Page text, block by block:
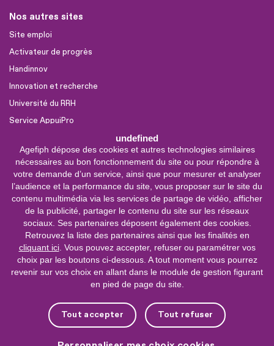
undefined
Agefiph dépose des cookies et autres technologies similaires
nécessaires au bon fonctionnement du site ou pour répondre à
votre demande d’un service, ainsi que pour mesurer et analyser
l’audience et la performance du site, vous proposer sur le site du
contenu multimédia via les services de partage de vidéo, afficher
de la publicité, partager le contenu du site sur les réseaux
sociaux. Ses partenaires déposent également des cookies.
Retrouvez la liste des partenaires ainsi que les finalités en
cliquant ici. Vous pouvez accepter, refuser ou paramétrer vos
choix par les boutons ci-dessous. A tout moment vous pourrez
revenir sur vos choix en allant dans le module de gestion figurant
en pied de page du site.
Tout accepter Tout refuser
Nos autres sites
Site emploi
Activateur de progrès
Handinnov
Innovation et recherche
Université du RRH
Service AppuiPro
Nous suivre
Youtube
Linkedin
Facebook
0 800 11 10 09
Service &
appel gratuits
Nous contacter
Plateforme de mise en contact LSF